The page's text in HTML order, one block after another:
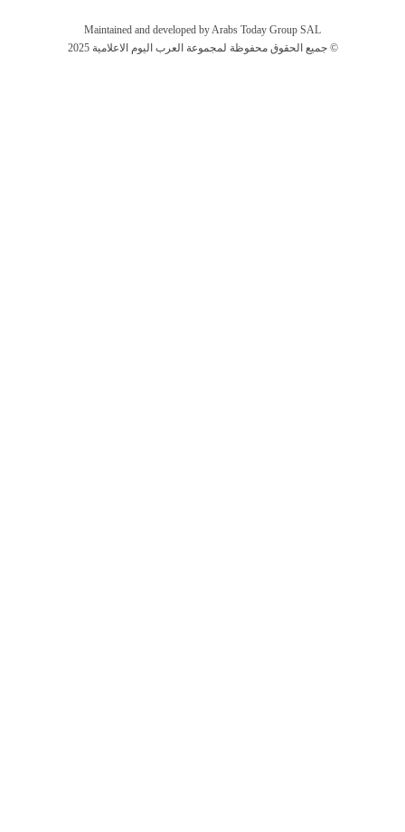
Maintained and developed by Arabs Today Group SAL
جميع الحقوق محفوظة لمجموعة العرب اليوم الاعلامية 2025 ©